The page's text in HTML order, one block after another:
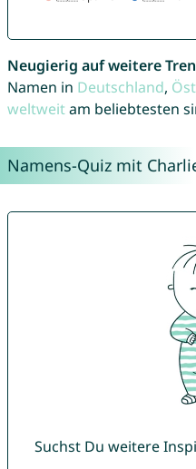
Neugierig auf weitere
Namen in Deutschland,
weltweitam beliebtesten
Namens-Quiz mit
Suchst Du weitere